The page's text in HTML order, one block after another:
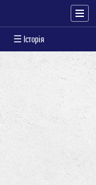
☰ Історія